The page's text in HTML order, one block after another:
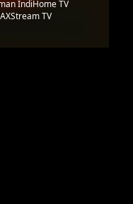
IndiHome TV
TV